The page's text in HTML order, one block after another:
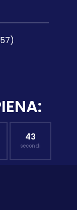
41
secondi